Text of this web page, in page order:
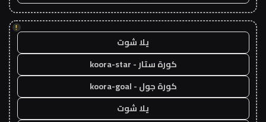
!
يلا شوت
كورة ستار - koora-star
كورة جول - koora-goal
يلا شوت